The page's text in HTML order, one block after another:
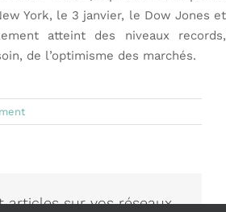
York, le 3 janvier, le Dow Jones et
atteint des niveaux records,
de l’optimisme des marchés.
articles sur vos réseaux